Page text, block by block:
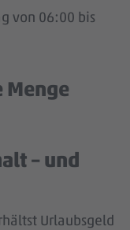
von 06:00 bis
Menge
– und
Urlaubsgeld